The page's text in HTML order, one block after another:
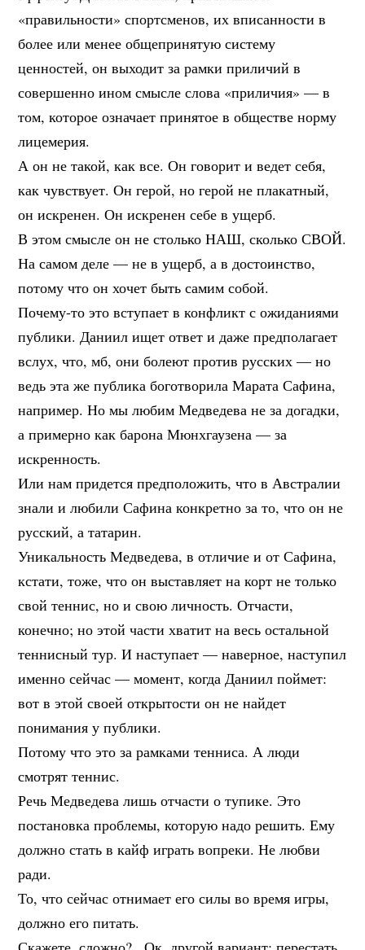
«правильности» спортсменов, их вписанности в
более или менее общепринятую систему
ценностей, он выходит за рамки приличий в
совершенно ином смысле слова «приличия» — в
том, которое означает принятое в обществе норму
лицемерия.
А он не такой, как все. Он говорит и ведет себя,
как чувствует. Он герой, но герой не плакатный,
он искренен. Он искренен себе в ущерб.
В этом смысле он не столько НАШ, сколько СВОЙ.
На самом деле — не в ущерб, а в достоинство,
потому что он хочет быть самим собой.
Почему-то это вступает в конфликт с ожиданиями
публики. Даниил ищет ответ и даже предполагает
вслух, что, мб, они болеют против русских — но
ведь эта же публика боготворила Марата Сафина,
например. Но мы любим Медведева не за догадки,
а примерно как барона Мюнхгаузена — за
искренность.
Или нам придется предположить, что в Австралии
знали и любили Сафина конкретно за то, что он не
русский, а татарин.
Уникальность Медведева, в отличие и от Сафина,
кстати, тоже, что он выставляет на корт не только
свой теннис, но и свою личность. Отчасти,
конечно; но этой части хватит на весь остальной
теннисный тур. И наступает — наверное, наступил
именно сейчас — момент, когда Даниил поймет:
вот в этой своей открытости он не найдет
понимания у публики.
Потому что это за рамками тенниса. А люди
смотрят теннис.
Речь Медведева лишь отчасти о тупике. Это
постановка проблемы, которую надо решить. Ему
должно стать в кайф играть вопреки. Не любви
ради.
То, что сейчас отнимает его силы во время игры,
должно его питать.